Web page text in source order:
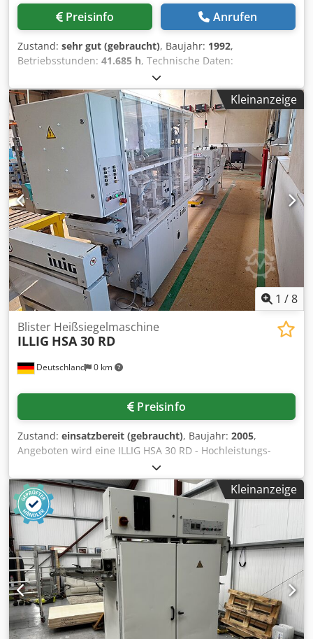
Preisinfo Anrufen
Zustand: sehr gut (gebraucht), Baujahr: 1992,
Betriebsstunden: 41.685 h, Technische Daten:
Nennleistung, kW: 11,3 Formfläche, mm: 475 x 250 max.
Folienbreite, mm: 495 min. Folienbreite, mm: 150 max.
Vorschublänge, mm: 280 min. Vorschublänge, mm: 50 max.
Ziehtiefe/negativ, mm: 100 Taktzahl/min.-max.: 48
verbrauch Luft/Takt bei 6 bar: 100 Nl (netspannte Luft)
Codpfx Asq A Um Rslcerf Abzuführende Wärmeenergie:
mit Oberheizung ca. 10 260 KJ/h mit Ober- und
Unterheizung ca.: 17 715 KJ/h Sonderausstattung:
Hohlbodeneinrichtung vorhanden Schaltschrank:
inkludiert
Kleinanzeige
1 /8
Deutschland 0 km
Blister Heißsiegelmaschine
ILLIG HSA 30 RD
Preisinfo
Zustand: einsatzbereit (gebraucht), Baujahr: 2005,
Angeboten wird eine ILLIG HSA 30 RD - Hochleistungs-
Durchlauf-Siegelanlage für Blisterverpackungen:
Blisterfolien: PVC, PET APET/PETG, PS, Foliendicke: 150µm-
600µm, Deckelmaterialien: siegelfähiger Karton,
Aluminium-Verbundfolien, Tyvek, Siegelbereich X/Y max.
ca. 500mm/300mm, Ziehtiefe max. ca. 100mm, 8-18
Takte/Minute. Besichtigung nach Absprache möglich.
Voraussichtlich ab Juni 2026 verfügbar. Crjdpfx Ajylbrkjlcsf
Kleinanzeige